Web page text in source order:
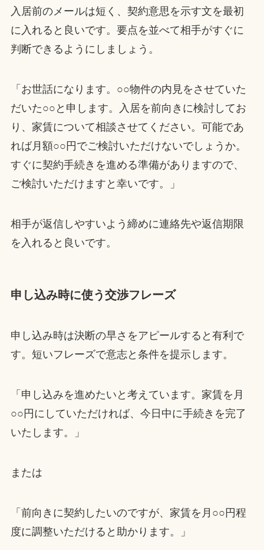
入居前のメールは短く、契約意思を示す文を最初
に入れると良いです。要点を並べて相手がすぐに
判断できるようにしましょう。
「お世話になります。○○物件の内見をさせていた
だいた○○と申します。入居を前向きに検討してお
り、家賃について相談させてください。可能であ
れば月額○○円でご検討いただけないでしょうか。
すぐに契約手続きを進める準備がありますので、
ご検討いただけますと幸いです。」
相手が返信しやすいよう締めに連絡先や返信期限
を入れると良いです。
申し込み時に使う交渉フレーズ
申し込み時は決断の早さをアピールすると有利で
す。短いフレーズで意志と条件を提示します。
「申し込みを進めたいと考えています。家賃を月
○○円にしていただければ、今日中に手続きを完了
いたします。」
または
「前向きに契約したいのですが、家賃を月○○円程
度に調整いただけると助かります。」